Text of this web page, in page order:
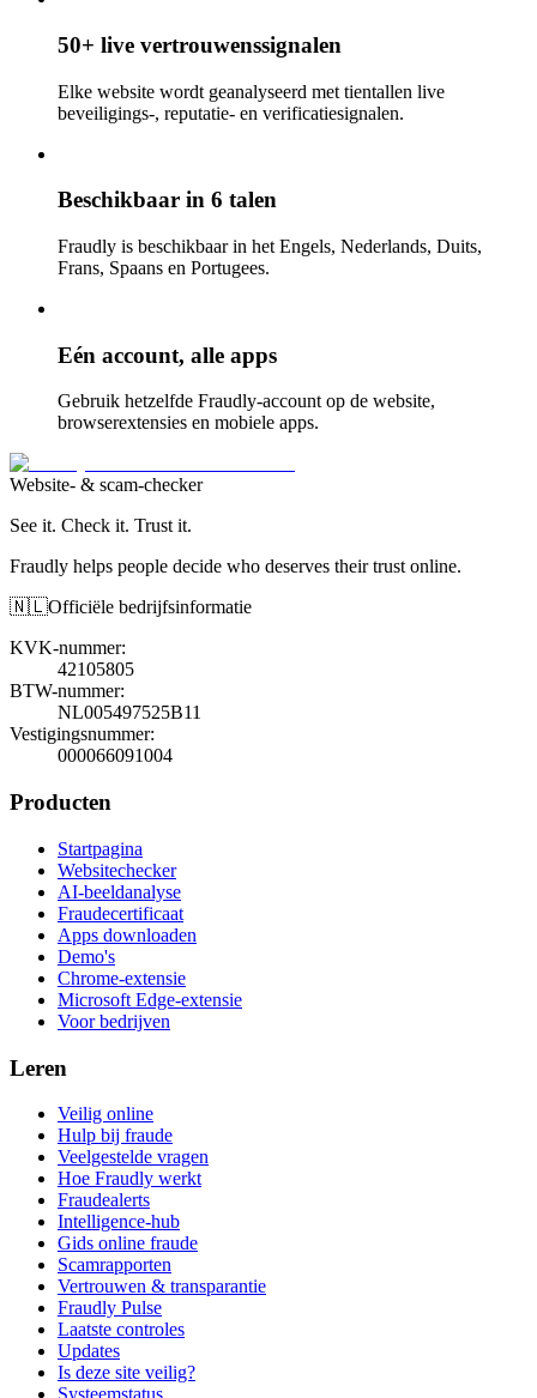
50+ live vertrouwenssignalen
Elke website wordt geanalyseerd met tientallen live
beveiligings-, reputatie- en verificatiesignalen.
Beschikbaar in 6 talen
Fraudly is beschikbaar in het Engels, Nederlands, Duits,
Frans, Spaans en Portugees.
Eén account, alle apps
Gebruik hetzelfde Fraudly-account op de website,
browserextensies en mobiele apps.
Website- & scam-checker
See it. Check it. Trust it.
Fraudly helps people decide who deserves their trust online.
🇳🇱Officiële bedrijfsinformatie
KVK-nummer:
42105805
BTW-nummer:
NL005497525B11
Vestigingsnummer:
000066091004
Producten
Startpagina
Websitechecker
AI-beeldanalyse
Fraudecertificaat
Apps downloaden
Demo's
Chrome-extensie
Microsoft Edge-extensie
Voor bedrijven
Leren
Veilig online
Hulp bij fraude
Veelgestelde vragen
Hoe Fraudly werkt
Fraudealerts
Intelligence-hub
Gids online fraude
Scamrapporten
Vertrouwen & transparantie
Fraudly Pulse
Laatste controles
Updates
Is deze site veilig?